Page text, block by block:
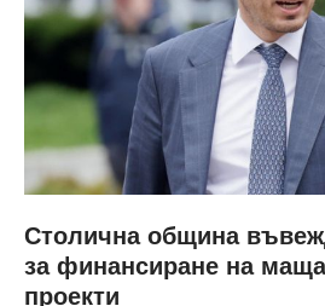
Столична община
за финансиране на
проекти